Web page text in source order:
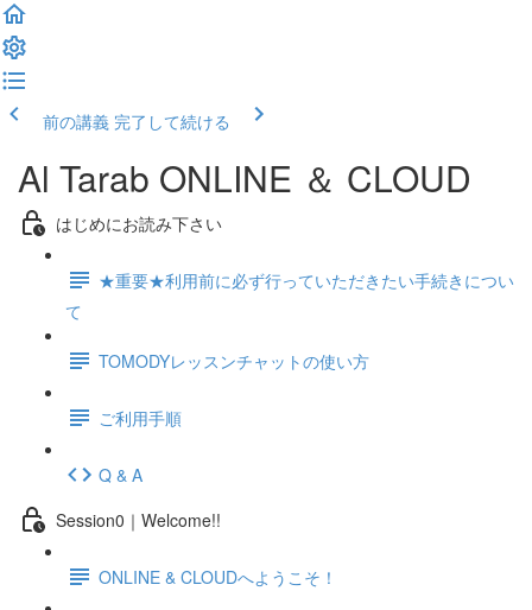
前の講義 完了して続ける
Al Tarab ONLINE ＆ CLOUD
はじめにお読み下さい
★重要★利用前に必ず行っていただきたい手続きについ
て
TOMODYレッスンチャットの使い方
ご利用手順
Q & A
Session0｜Welcome!!
ONLINE & CLOUDへようこそ！